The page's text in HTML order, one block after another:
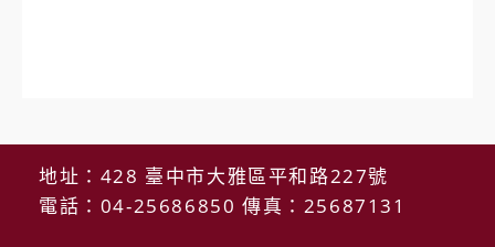
地址：428 臺中市大雅區平和路227號
電話：04-25686850 傳真：25687131